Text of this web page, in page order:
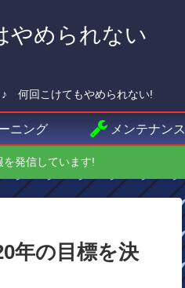
やめられない
何回こけてもやめられない!
ニング メンテナンス
を発信しています!
年の目標を決